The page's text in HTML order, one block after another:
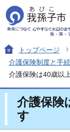
トップページ
介護保険制度と手
介護保険は40歳以
介護保険
す